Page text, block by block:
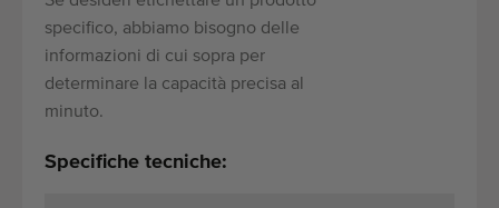
specifico, abbiamo bisogno delle
informazioni di cui sopra per
determinare la capacità precisa al
minuto.
Specifiche tecniche: